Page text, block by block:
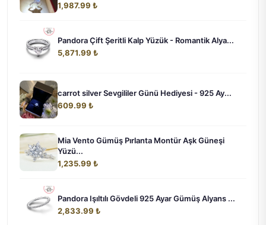
1,987.99 ₺
Pandora Çift Şeritli Kalp Yüzük - Romantik Alya...
5,871.99 ₺
carrot silver Sevgililer Günü Hediyesi - 925 Ay...
609.99 ₺
Mia Vento Gümüş Pırlanta Montür Aşk Güneşi
Yüzü...
1,235.99 ₺
Pandora Işıltılı Gövdeli 925 Ayar Gümüş Alyans ...
2,833.99 ₺